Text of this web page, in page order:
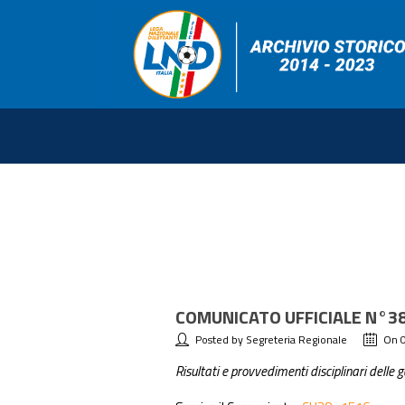
COMUNICATO UFFICIALE
Posted by Segreteria Regionale On
Risultati e provvedimenti disciplinari delle